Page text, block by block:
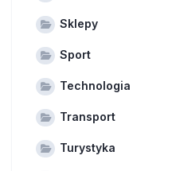
Sklepy
Sport
Technologia
Transport
Turystyka